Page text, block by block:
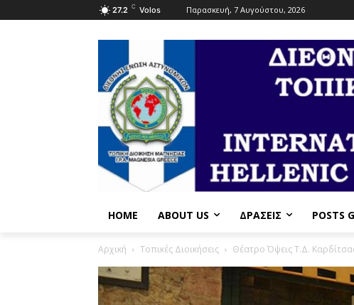
27.2 C Volos Παρασκευή, 7 Αυγούστου, 2026
HOME ABOUT US ΔΡΆΣΕΙΣ POSTS
Αρχική Τοπικές Διοικήσεις Θέατρο Όψεις T.Δ.